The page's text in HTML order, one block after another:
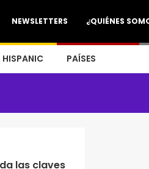
¿QUIÉNES
NEWSLETTERS
HISPANIC PAÍSES
las claves